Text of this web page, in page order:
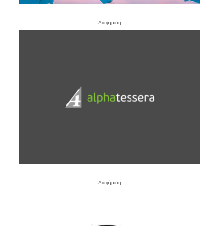
- Διαφήμιση -
- Διαφήμιση -